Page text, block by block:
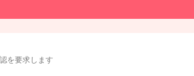
を要求します